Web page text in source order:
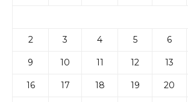
2 3 4 5 6
9 10 11 12 13
16 17 18 19 20